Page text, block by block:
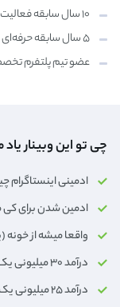
۱۰ سال سابقه فعالیت در فروش آنلاین
۵ سال سابقه حرفه‌ای در سوشال مدیا
عضو تیم پلتفرم
چی تو این وبینار
ادمینی اینستاگرام
ادمین شدن برای کی
واقعا میشه از
درآمد ۳۰ میلیونی یک خانم خانه‌دار با ۲ فرزند از ادمینی
درآمد ۲۵ میلیونی یک دختر دانشجو از خوابگاه از ادمینی پیج‌ها